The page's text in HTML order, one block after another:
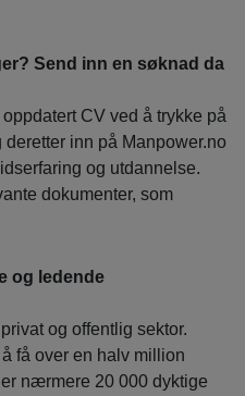
Send inn en søknad da
CV ved å trykke på
inn på Manpower.no
og utdannelse.
dokumenter, som
og ledende
og offentlig sektor.
få over en halv million
nærmere 20 000 dyktige